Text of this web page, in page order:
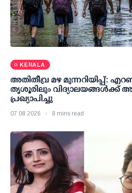
KERALA
അതിതീവ്ര മഴ മുന്നറിയിപ്പ്:
തൃശൂരിലും വിദ്യാലയങ്ങള്‍ക്ക്
പ്രഖ്യാപിച്ചു
07 08 2026 8 mins read